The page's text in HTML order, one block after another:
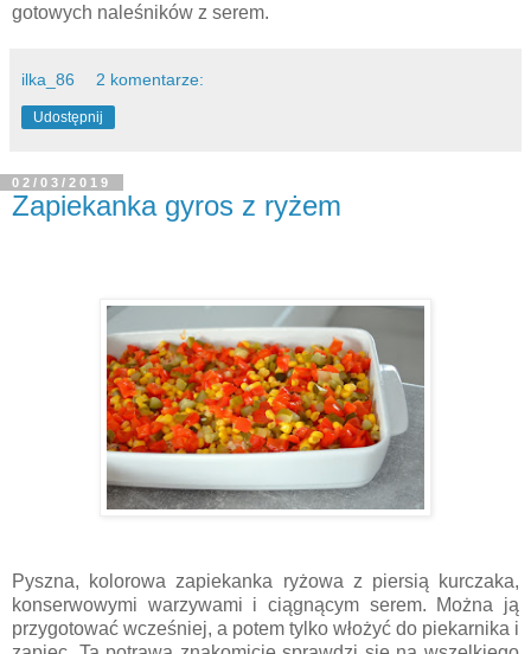
gotowych naleśników z serem.
ilka_86 2 komentarze:
Udostępnij
02/03/2019
Zapiekanka gyros z ryżem
Pyszna, kolorowa zapiekanka ryżowa z piersią kurczaka,
konserwowymi warzywami i ciągnącym serem. Można ją
przygotować wcześniej, a potem tylko włożyć do piekarnika i